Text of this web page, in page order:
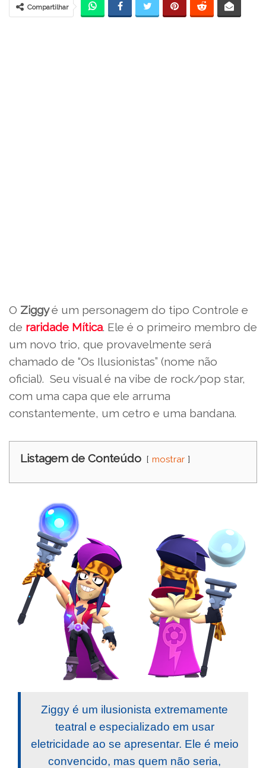
Compartilhar
O Ziggyé um personagem do tipo Controle e
de raridade Mítica. Ele é o primeiro membro de
um novo trio, que provavelmente será
chamado de “Os Ilusionistas” (nome não
oficial). Seu visual é na vibe de rock/pop star,
com uma capa que ele arruma
constantemente, um cetro e uma bandana.
Listagem de Conteúdo mostrar
Ziggy é um ilusionista extremamente
teatral e especializado em usar
eletricidade ao se apresentar. Ele é meio
convencido, mas quem não seria,